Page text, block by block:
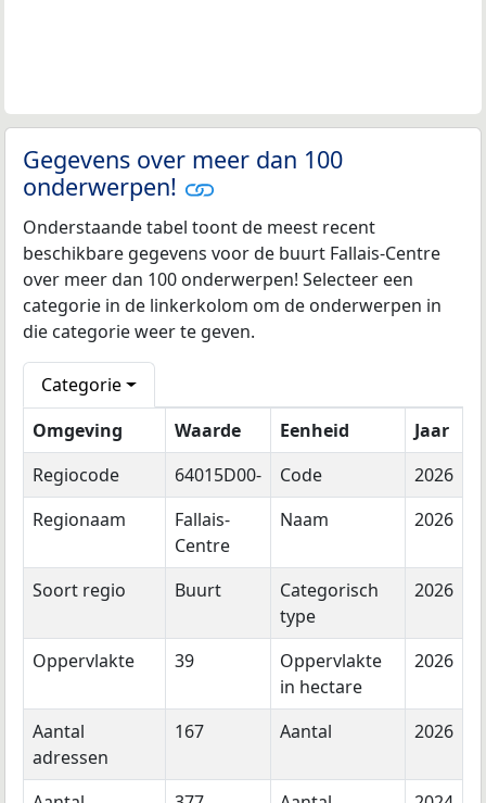
Gegevens over meer dan 100
onderwerpen!
Onderstaande tabel toont de meest recent
beschikbare gegevens voor de buurt Fallais-Centre
over meer dan 100 onderwerpen! Selecteer een
categorie in de linkerkolom om de onderwerpen in
die categorie weer te geven.
Categorie
Omgeving
Waarde Eenheid
Jaar
Regiocode
64015D00- Code
2026
Regionaam
Fallais-
Centre
Naam 2026
Soort regio Buurt
Categorisch
type
2026
Oppervlakte 39
Oppervlakte
in hectare
2026
Aantal
adressen
167 Aantal 2026